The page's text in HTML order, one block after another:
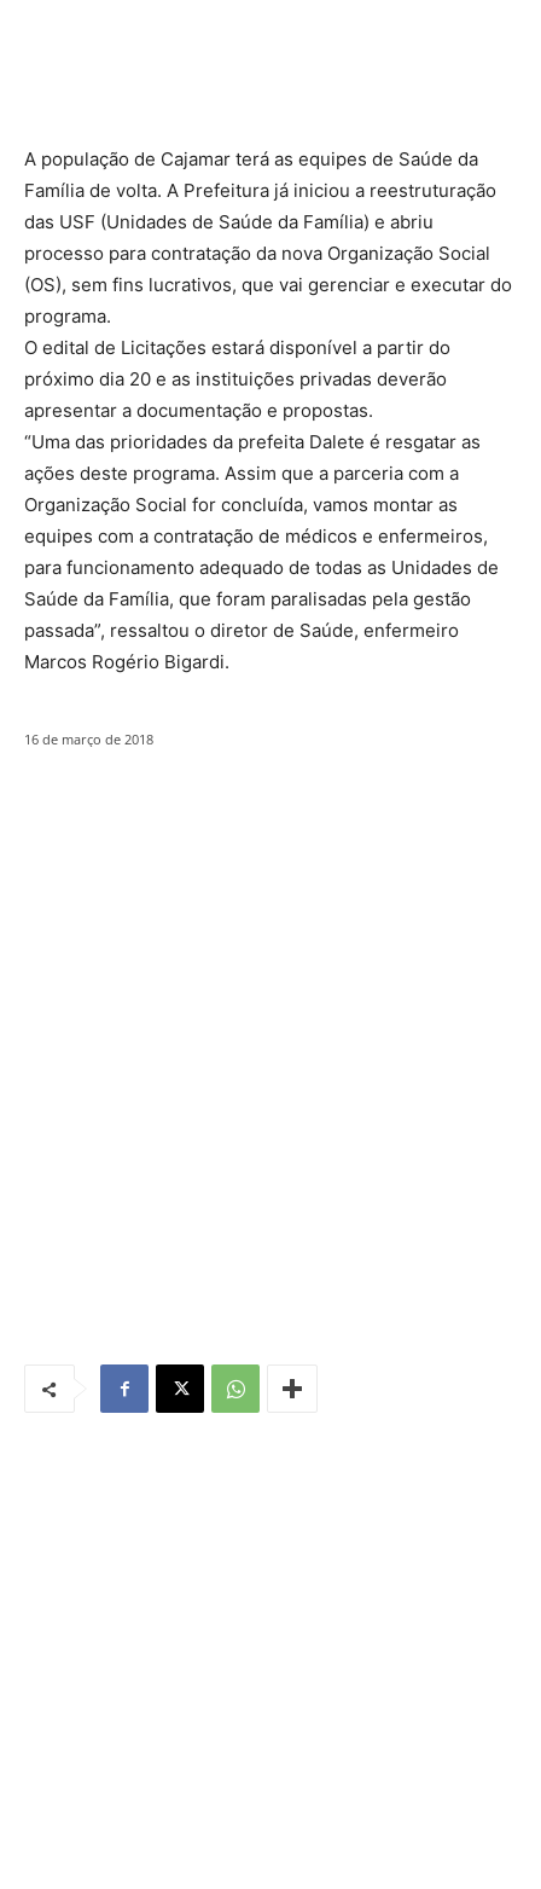
A população de Cajamar terá as equipes de Saúde da
Família de volta. A Prefeitura já iniciou a reestruturação
das USF (Unidades de Saúde da Família) e abriu
processo para contratação da nova Organização Social
(OS), sem fins lucrativos, que vai gerenciar e executar do
programa.
O edital de Licitações estará disponível a partir do
próximo dia 20 e as instituições privadas deverão
apresentar a documentação e propostas.
“Uma das prioridades da prefeita Dalete é resgatar as
ações deste programa. Assim que a parceria com a
Organização Social for concluída, vamos montar as
equipes com a contratação de médicos e enfermeiros,
para funcionamento adequado de todas as Unidades de
Saúde da Família, que foram paralisadas pela gestão
passada”, ressaltou o diretor de Saúde, enfermeiro
Marcos Rogério Bigardi.
16 de março de 2018